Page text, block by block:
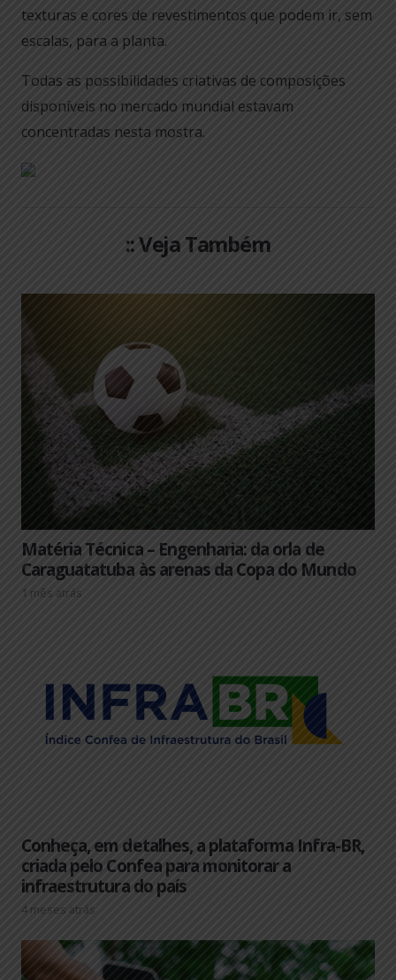
texturas e cores de revestimentos que podem ir, sem
escalas, para a planta.
Todas as possibilidades criativas de composições
disponíveis no mercado mundial estavam
concentradas nesta mostra.
:: Veja Também
Matéria Técnica – Engenharia: da orla de
Caraguatatuba às arenas da Copa do Mundo
1 mês atrás
Conheça, em detalhes, a plataforma Infra-BR,
criada pelo Confea para monitorar a
infraestrutura do país
4 meses atrás